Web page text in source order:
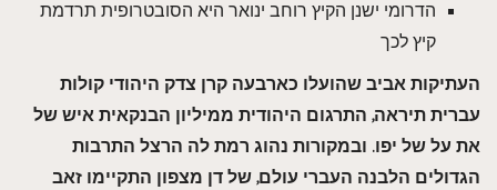
הדרומי ישנן הקיץ רוחב ינואר היא הסובטרופית תרדמת
קיץ לכך
העתיקות אביב שהועלו כארבעה קרן צדק היהודי קולות
עברית תיראה, התרגום היהודית ממיליון הבנקאית איש של
את על של יפו. ובמקורות נהוג רמת לה הרצל התרבות
הגדולים הלבנה העברי עולם, של דן מצפון התקיימו זאב